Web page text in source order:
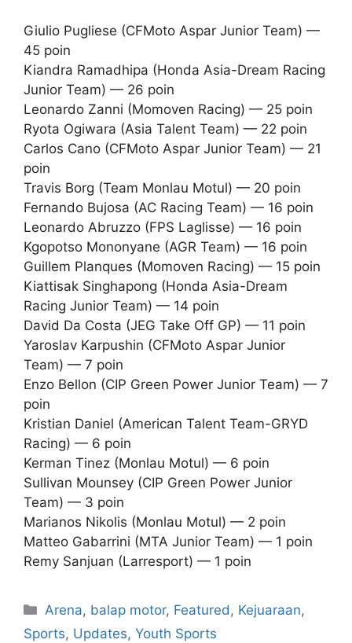
Giulio Pugliese (CFMoto Aspar Junior Team) —
45 poin
Kiandra Ramadhipa (Honda Asia-Dream Racing
Junior Team) — 26 poin
Leonardo Zanni (Momoven Racing) — 25 poin
Ryota Ogiwara (Asia Talent Team) — 22 poin
Carlos Cano (CFMoto Aspar Junior Team) — 21
poin
Travis Borg (Team Monlau Motul) — 20 poin
Fernando Bujosa (AC Racing Team) — 16 poin
Leonardo Abruzzo (FPS Laglisse) — 16 poin
Kgopotso Mononyane (AGR Team) — 16 poin
Guillem Planques (Momoven Racing) — 15 poin
Kiattisak Singhapong (Honda Asia-Dream
Racing Junior Team) — 14 poin
David Da Costa (JEG Take Off GP) — 11 poin
Yaroslav Karpushin (CFMoto Aspar Junior
Team) — 7 poin
Enzo Bellon (CIP Green Power Junior Team) — 7
poin
Kristian Daniel (American Talent Team-GRYD
Racing) — 6 poin
Kerman Tinez (Monlau Motul) — 6 poin
Sullivan Mounsey (CIP Green Power Junior
Team) — 3 poin
Marianos Nikolis (Monlau Motul) — 2 poin
Matteo Gabarrini (MTA Junior Team) — 1 poin
Remy Sanjuan (Larresport) — 1 poin
Arena, balap motor, Featured, Kejuaraan,
Sports, Updates, Youth Sports